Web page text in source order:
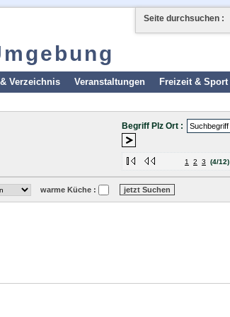
Seite durchsuchen :
Verzeichnis Veranstaltungen Freizeit & Sport
Begriff Plz Ort :
1 2 3 (4/12)
warme Küche :